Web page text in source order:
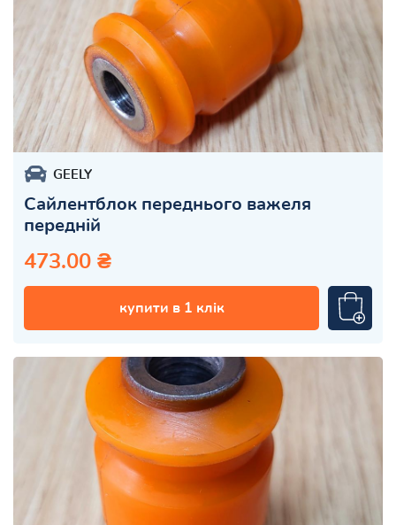
GEELY
Сайлентблок переднього важеля
передній
473.00 ₴
купити в 1 клік